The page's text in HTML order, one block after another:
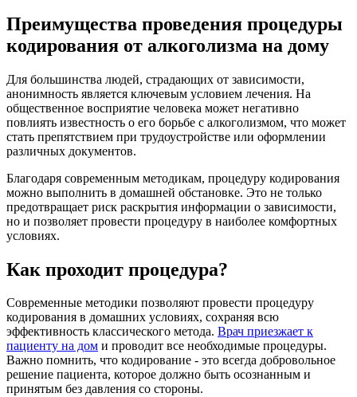
Преимущества проведения процедуры
кодирования от алкоголизма на дому
Для большинства людей, страдающих от зависимости,
анонимность является ключевым условием лечения. На
общественное восприятие человека может негативно
повлиять известность о его борьбе с алкоголизмом, что может
стать препятствием при трудоустройстве или оформлении
различных документов.
Благодаря современным методикам, процедуру кодирования
можно выполнить в домашней обстановке. Это не только
предотвращает риск раскрытия информации о зависимости,
но и позволяет провести процедуру в наиболее комфортных
условиях.
Как проходит процедура?
Современные методики позволяют провести процедуру
кодирования в домашних условиях, сохраняя всю
эффективность классического метода. Врач приезжает к
пациенту на дом и проводит все необходимые процедуры.
Важно помнить, что кодирование - это всегда добровольное
решение пациента, которое должно быть осознанным и
принятым без давления со стороны.